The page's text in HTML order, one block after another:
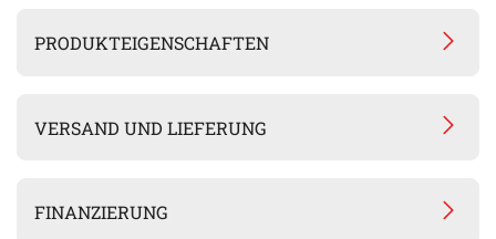
PRODUKTEIGENSCHAFTEN
VERSAND UND LIEFERUNG
FINANZIERUNG